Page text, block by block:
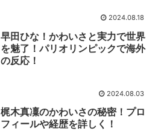
2024.08.18
早田ひな！かわいさと実力で世界
を魅了！パリオリンピックで海外
の反応！
2024.08.03
梶木真凜のかわいさの秘密！プロ
フィールや経歴を詳しく！